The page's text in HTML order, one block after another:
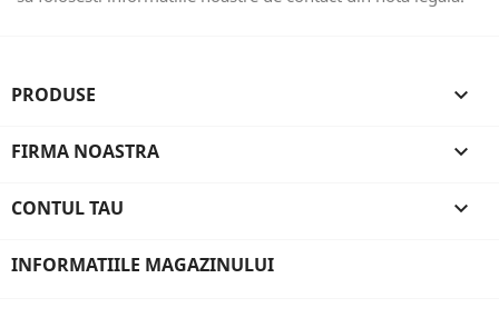
PRODUSE 
FIRMA NOASTRA 
CONTUL TAU 
INFORMATIILE MAGAZINULUI